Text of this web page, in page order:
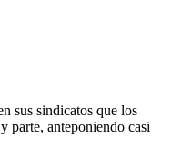
sus sindicatos que los
parte, anteponiendo casi